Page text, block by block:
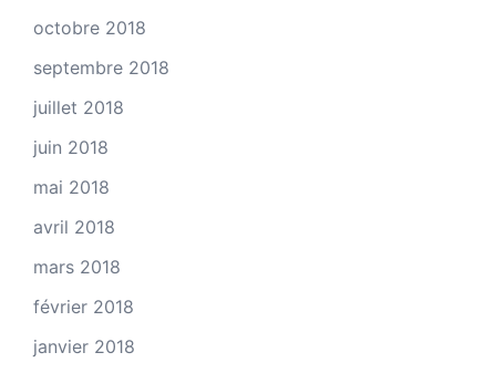
octobre 2018
septembre 2018
juillet 2018
juin 2018
mai 2018
avril 2018
mars 2018
février 2018
janvier 2018